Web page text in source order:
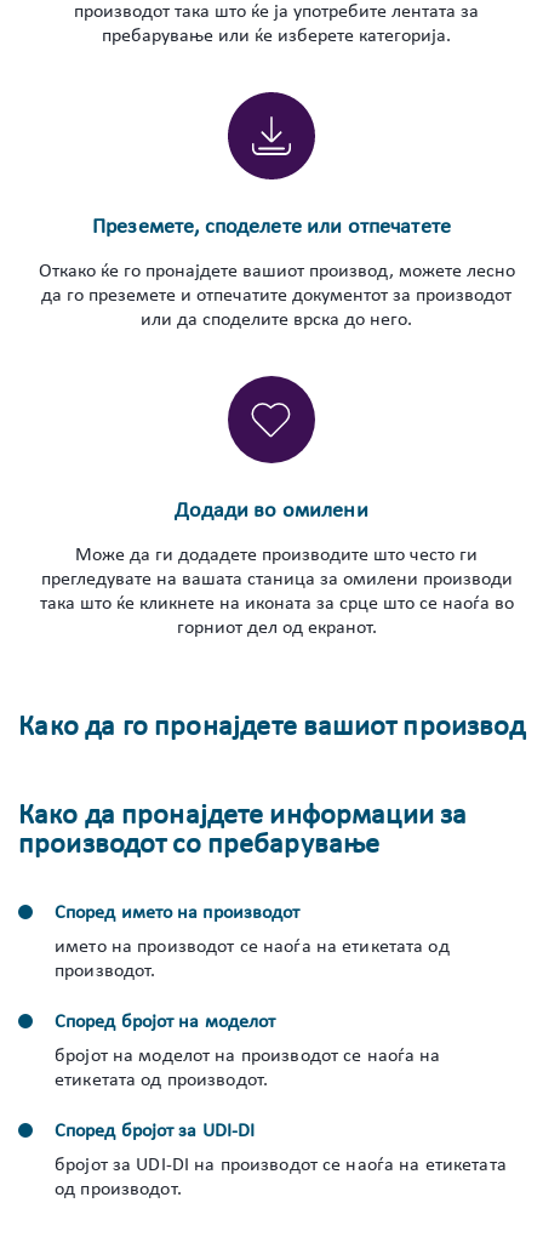
производот така што ќе ја употребите лентата за
пребарување или ќе изберете категорија.
Преземете, споделете или отпечатете
Откако ќе го пронајдете вашиот производ, можете лесно
да го преземете и отпечатите документот за производот
или да споделите врска до него.
Додади во омилени
Може да ги додадете производите што често ги
прегледувате на вашата станица за омилени производи
така што ќе кликнете на иконата за срце што се наоѓа во
горниот дел од екранот.
Како да го пронајдете вашиот производ
Како да пронајдете информации за
производот со пребарување
Според името на производот
името на производот се наоѓа на етикетата од
производот.
Според бројот на моделот
бројот на моделот на производот се наоѓа на
етикетата од производот.
Според бројот за UDI-DI
бројот за UDI-DI на производот се наоѓа на етикетата
од производот.